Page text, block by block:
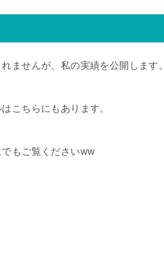
ませんが、私の実績を公開します。
こちらにもあります。
もご覧くださいww